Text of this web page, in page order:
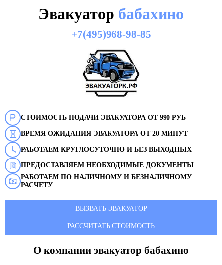
Эвакуатор бабахино
+7(495)968-98-85
СТОИМОСТЬ ПОДАЧИ ЭВАКУАТОРА ОТ 990 РУБ
ВРЕМЯ ОЖИДАНИЯ ЭВАКУАТОРА ОТ 20 МИНУТ
РАБОТАЕМ КРУГЛОСУТОЧНО И БЕЗ ВЫХОДНЫХ
ПРЕДОСТАВЛЯЕМ НЕОБХОДИМЫЕ ДОКУМЕНТЫ
РАБОТАЕМ ПО НАЛИЧНОМУ И БЕЗНАЛИЧНОМУ
РАСЧЕТУ
ВЫЗВАТЬ ЭВАКУАТОР
РАССЧИТАТЬ СТОИМОСТЬ
О компании эвакуатор бабахино